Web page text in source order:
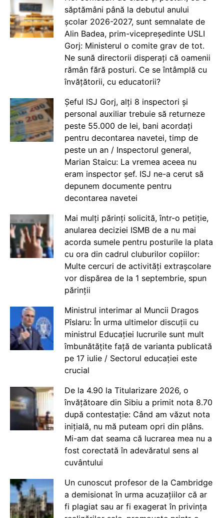
săptămâni până la debutul anului
școlar 2026-2027, sunt semnalate de
Alin Badea, prim-vicepreședinte USLI
Gorj: Ministerul o comite grav de tot.
Ne sună directorii disperați că oamenii
rămân fără posturi. Ce se întâmplă cu
învățătorii, cu educatorii?
Șeful ISJ Gorj, alți 8 inspectori și
personal auxiliar trebuie să returneze
peste 55.000 de lei, bani acordați
pentru decontarea navetei, timp de
peste un an / Inspectorul general,
Marian Staicu: La vremea aceea nu
eram inspector șef. ISJ ne-a cerut să
depunem documente pentru
decontarea navetei
Mai mulți părinți solicită, într-o petiție,
anularea deciziei ISMB de a nu mai
acorda sumele pentru posturile la plata
cu ora din cadrul cluburilor copiilor:
Multe cercuri de activități extrașcolare
vor dispărea de la 1 septembrie, spun
părinții
Ministrul interimar al Muncii Dragos
Pîslaru: În urma ultimelor discuții cu
ministrul Educației lucrurile sunt mult
îmbunătățite față de varianta publicată
pe 17 iulie / Sectorul educației este
crucial
De la 4.90 la Titularizare 2026, o
învățătoare din Sibiu a primit nota 8.70
după contestație: Când am văzut nota
inițială, nu mă puteam opri din plâns.
Mi-am dat seama că lucrarea mea nu a
fost corectată în adevăratul sens al
cuvântului
Un cunoscut profesor de la Cambridge
a demisionat în urma acuzațiilor că ar
fi plagiat sau ar fi exagerat în privința